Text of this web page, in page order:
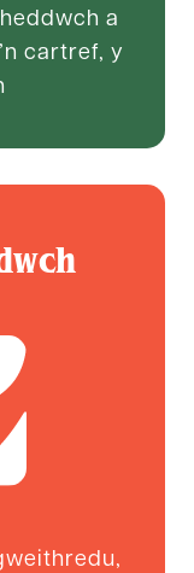
a
cartref, y